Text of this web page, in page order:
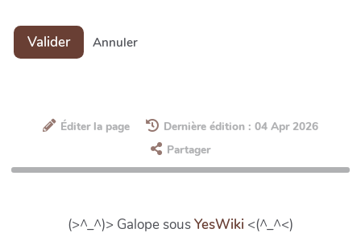
Valider Annuler
Éditer la page
Dernière édition : 04 Apr 2026
Partager
(>^_^)> Galope sousYesWiki <(^_^<)